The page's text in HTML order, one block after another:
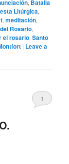
, Batalla
Litúrgica,
,meditación,
Rosario,
el rosario,Santo
| Leave a
1